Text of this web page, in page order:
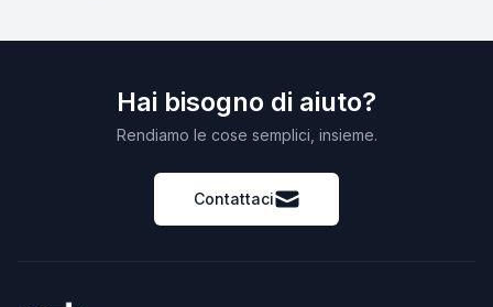
Hai bisogno di aiuto?
Rendiamo le cose semplici, insieme.
Contattaci